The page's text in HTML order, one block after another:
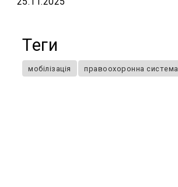
Теги
мобілізація правоохоронна система